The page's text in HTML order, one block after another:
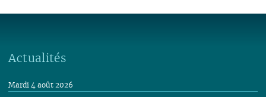
Actualités
Mardi 4 août 2026